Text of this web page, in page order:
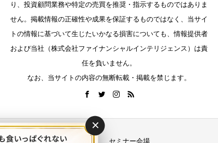
り、投資顧問業務や特定の売買を推奨・指示するものではありま
せん。掲載情報の正確性や成果を保証するものではなく、当サイ
トの情報に基づいて生じたいかなる損害についても、情報提供者
および当社（株式会社ファイナンシャルインテリジェンス）は責
任を負いません。
なお、当サイトの内容の無断転載・掲載を禁じます。
運営会社 セミナー会場
×